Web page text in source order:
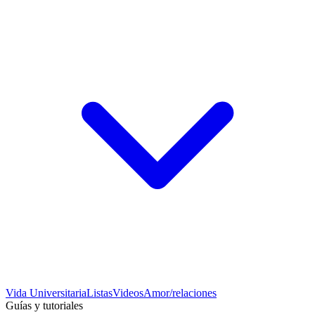
Vida UniversitariaListasVideosAmor/relaciones
Guías y tutoriales